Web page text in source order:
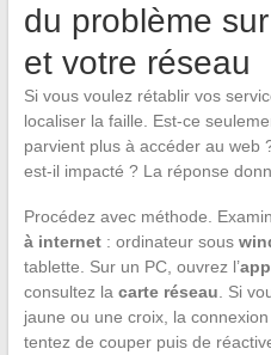
du problème
et votre réseau
Si vous voulez rétablir vos
localiser la faille. Est-ce
parvient plus à accéder au web
est-il impacté ? La réponse
Procédez avec méthode.
à internet: ordinateur sous
tablette. Sur un PC, ouvrez l’
consultez la carte réseau . Si
jaune ou une croix, la
tentez de couper puis de